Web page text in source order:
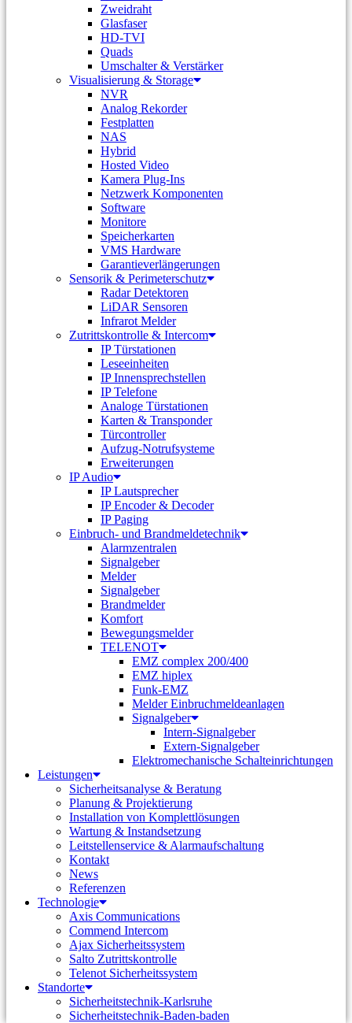
Zweidraht
Glasfaser
HD-TVI
Quads
Umschalter & Verstärker
Visualisierung & Storage
NVR
Analog Rekorder
Festplatten
NAS
Hybrid
Hosted Video
Kamera Plug-Ins
Netzwerk Komponenten
Software
Monitore
Speicherkarten
VMS Hardware
Garantieverlängerungen
Sensorik & Perimeterschutz
Radar Detektoren
LiDAR Sensoren
Infrarot Melder
Zutrittskontrolle & Intercom
IP Türstationen
Leseeinheiten
IP Innensprechstellen
IP Telefone
Analoge Türstationen
Karten & Transponder
Türcontroller
Aufzug-Notrufsysteme
Erweiterungen
IP Audio
IP Lautsprecher
IP Encoder & Decoder
IP Paging
Einbruch- und Brandmeldetechnik
Alarmzentralen
Signalgeber
Melder
Signalgeber
Brandmelder
Komfort
Bewegungsmelder
TELENOT
EMZ complex 200/400
EMZ hiplex
Funk-EMZ
Melder Einbruchmeldeanlagen
Signalgeber
Intern-Signalgeber
Extern-Signalgeber
Elektromechanische Schalteinrichtungen
Leistungen
Sicherheitsanalyse & Beratung
Planung & Projektierung​
Installation von Komplettlösungen
Wartung & Instandsetzung
Leitstellenservice & Alarmaufschaltung
Kontakt
News
Referenzen
Technologie
Axis Communications
Commend Intercom
Ajax Sicherheitssystem​
Salto Zutrittskontrolle
Telenot Sicherheitssystem
Standorte
Sicherheitstechnik-Karlsruhe
Sicherheitstechnik-Baden-baden